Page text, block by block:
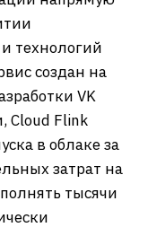
технологий
создан на
VK
Cloud Flink
в облаке за
затрат на
тысячи